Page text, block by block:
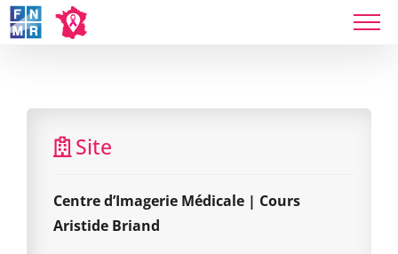
Skip
to
Site
Centre d’Imagerie Médicale | Cours
Aristide Briand